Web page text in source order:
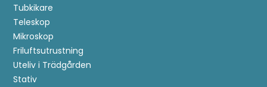
Tubkikare
Teleskop
Mikroskop
Friluftsutrustning
Uteliv i Trädgården
Stativ